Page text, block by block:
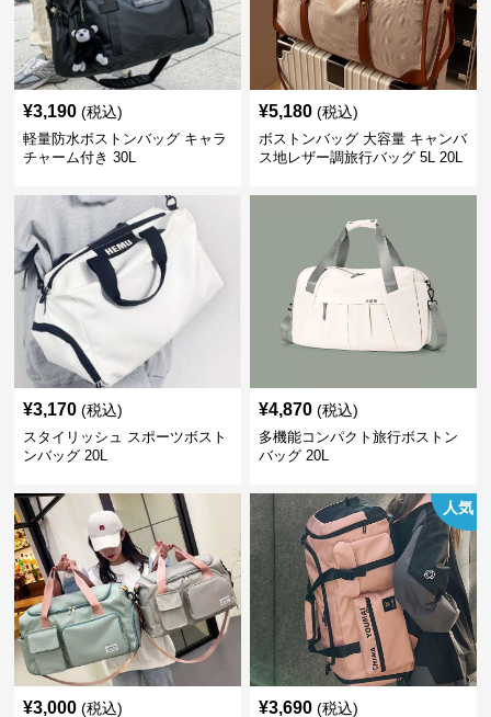
¥3,190 (税込)
軽量防水ボストンバッグ キャラ
チャーム付き 30L
¥5,180 (税込)
ボストンバッグ 大容量 キャンバ
ス地レザー調旅行バッグ 5L 20L
¥3,170 (税込)
スタイリッシュ スポーツボスト
ンバッグ 20L
¥4,870 (税込)
多機能コンパクト旅行ボストン
バッグ 20L
¥3,000 (税込)
人気
¥3,690 (税込)